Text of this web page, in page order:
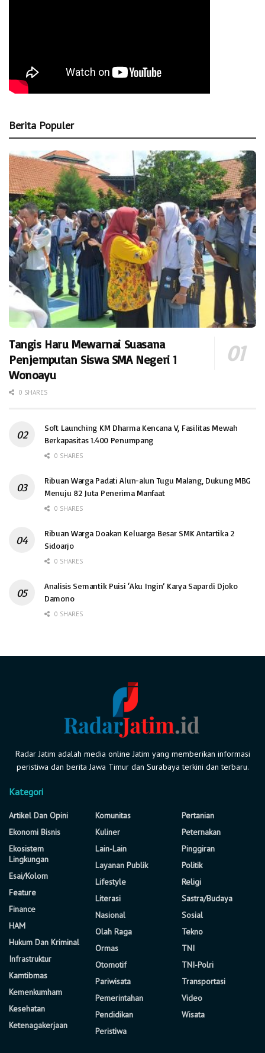
Berita Populer
Tangis Haru Mewarnai Suasana
Penjemputan Siswa SMA Negeri 1
Wonoayu
0 SHARES
Soft Launching KM Dharma Kencana V, Fasilitas Mewah
Berkapasitas 1.400 Penumpang
0 SHARES
Ribuan Warga Padati Alun-alun Tugu Malang, Dukung MBG
Menuju 82 Juta Penerima Manfaat
0 SHARES
Ribuan Warga Doakan Keluarga Besar SMK Antartika 2
Sidoarjo
0 SHARES
Analisis Semantik Puisi ‘Aku Ingin’ Karya Sapardi Djoko
Damono
0 SHARES
Radar Jatim adalah media online Jatim yang memberikan informasi
peristiwa dan berita Jawa Timur dan Surabaya terkini dan terbaru.
Kategori
Artikel Dan Opini
Ekonomi Bisnis
Ekosistem
Lingkungan
Esai/Kolom
Feature
Finance
HAM
Hukum Dan Kriminal
Infrastruktur
Kamtibmas
Kemenkumham
Kesehatan
Ketenagakerjaan
Komunitas
Kuliner
Lain-Lain
Layanan Publik
Lifestyle
Literasi
Nasional
Olah Raga
Ormas
Otomotif
Pariwisata
Pemerintahan
Pendidikan
Peristiwa
Pertanian
Peternakan
Pinggiran
Politik
Religi
Sastra/Budaya
Sosial
Tekno
TNI
TNI-Polri
Transportasi
Video
Wisata